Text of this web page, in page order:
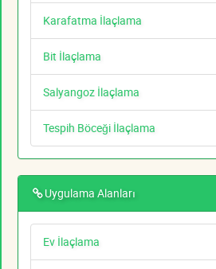
Karafatma İlaçlama
Bit İlaçlama
Salyangoz İlaçlama
Tespih Böceği İlaçlama
Uygulama Alanları
Ev İlaçlama